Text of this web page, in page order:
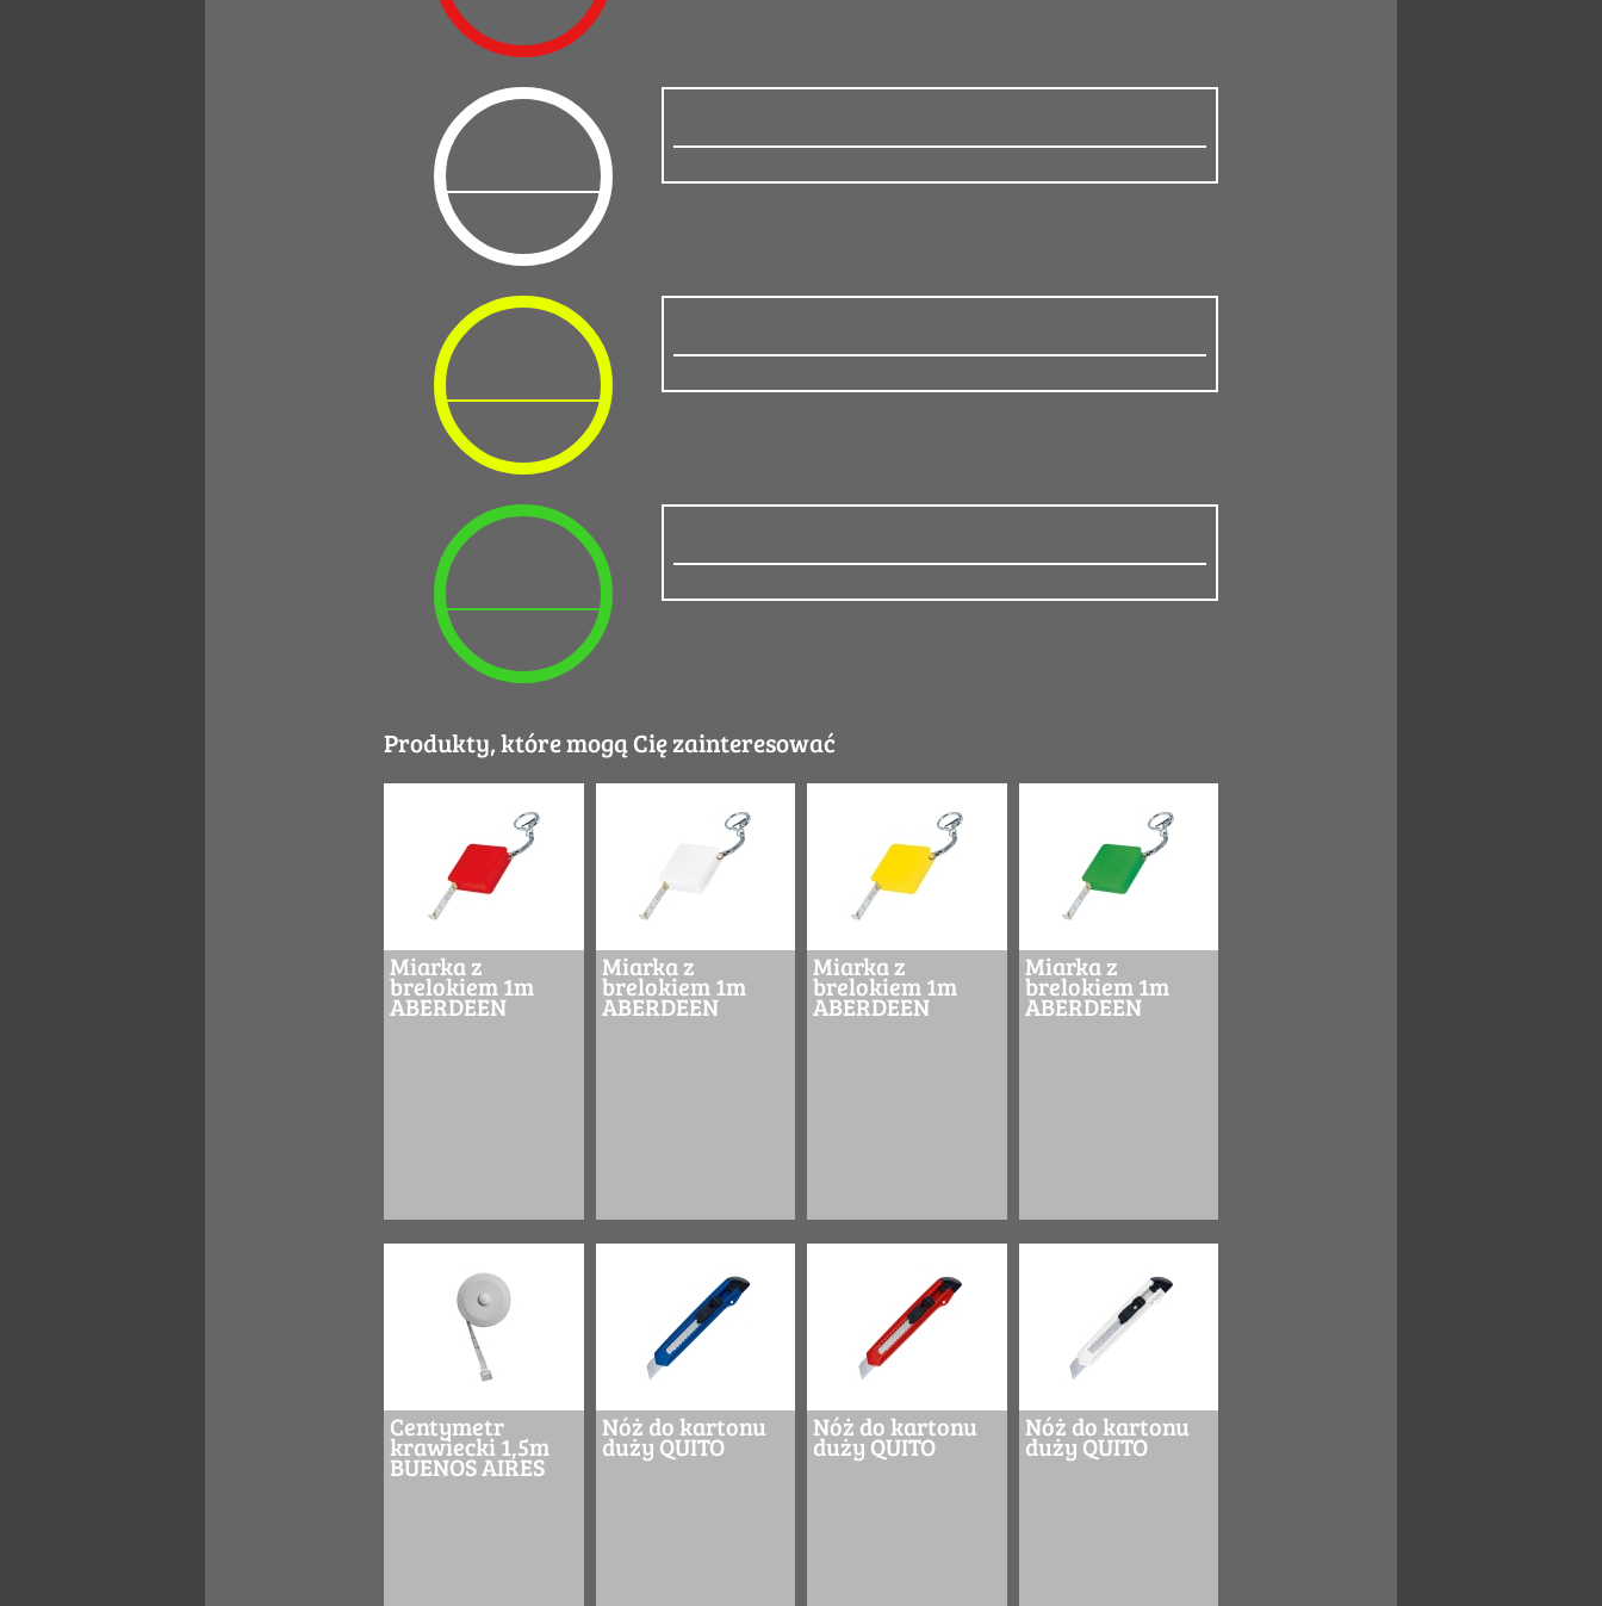
Produkty, które mogą Cię zainteresować
Miarka z
brelokiem 1m
ABERDEEN
Miarka z
brelokiem 1m
ABERDEEN
Miarka z
brelokiem 1m
ABERDEEN
Miarka z
brelokiem 1m
ABERDEEN
Centymetr
krawiecki 1,5m
BUENOS AIRES
Nóż do kartonu
duży QUITO
Nóż do kartonu
duży QUITO
Nóż do kartonu
duży QUITO